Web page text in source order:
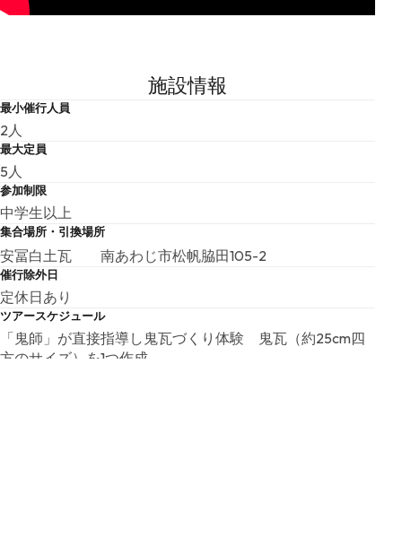
施設情報
最小催行人員
2人
最大定員
5人
参加制限
中学生以上
集合場所・引換場所
安冨白土瓦 南あわじ市松帆脇田105-2
催行除外日
定休日あり
ツアースケジュール
「鬼師」が直接指導し鬼瓦づくり体験 鬼瓦（約25cm四
方のサイズ）を1つ作成。